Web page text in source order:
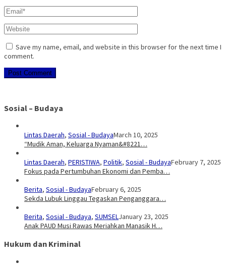
Save my name, email, and website in this browser for the next time I
comment.
Sosial – Budaya
Lintas Daerah, Sosial - BudayaMarch 10, 2025
“Mudik Aman, Keluarga Nyaman&#8221…
Lintas Daerah, PERISTIWA, Politik, Sosial - BudayaFebruary 7, 2025
Fokus pada Pertumbuhan Ekonomi dan Pemba…
Berita, Sosial - BudayaFebruary 6, 2025
Sekda Lubuk Linggau Tegaskan Penganggara…
Berita, Sosial - Budaya, SUMSELJanuary 23, 2025
Anak PAUD Musi Rawas Meriahkan Manasik H…
Hukum dan Kriminal